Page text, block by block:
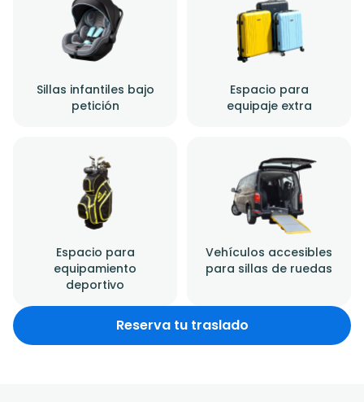
Sillas infantiles bajo
petición
Espacio para
equipaje extra
Espacio para
equipamiento
deportivo
Vehículos accesibles
para sillas de ruedas
Reserva tu traslado